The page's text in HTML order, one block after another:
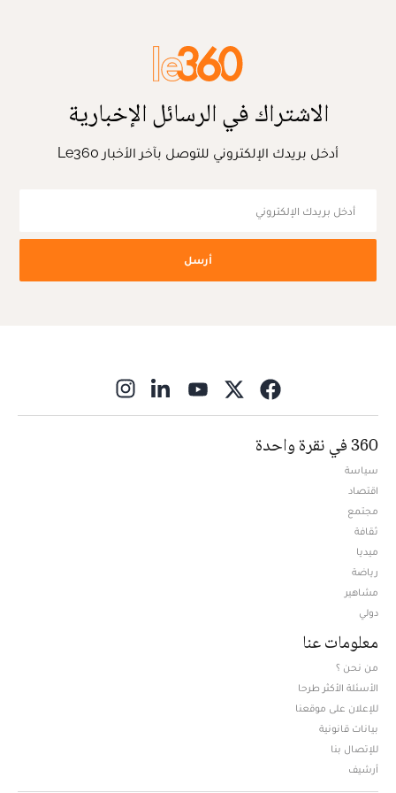
الاشتراك في الرسائل الإخبارية
أدخل بريدك الإلكتروني للتوصل بآخر الأخبار Le360
أرسل
360 في نقرة واحدة
سياسة
اقتصاد
مجتمع
ثقافة
ميديا
رياضة
مشاهير
دولي
معلومات عنا
من نحن ؟
الأسئلة الأكثر طرحا
للإعلان على موقعنا
بيانات قانونية
للإتصال بنا
أرشيف